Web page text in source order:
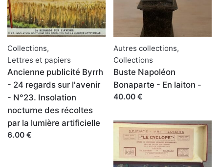
Collections,
Lettres et papiers
Ancienne publicité Byrrh
- 24 regards sur l'avenir
- N°23. Insolation
nocturne des récoltes
par la lumière artificielle
6.00 €
Autres collections,
Collections
Buste Napoléon
Bonaparte - En laiton -
40.00 €